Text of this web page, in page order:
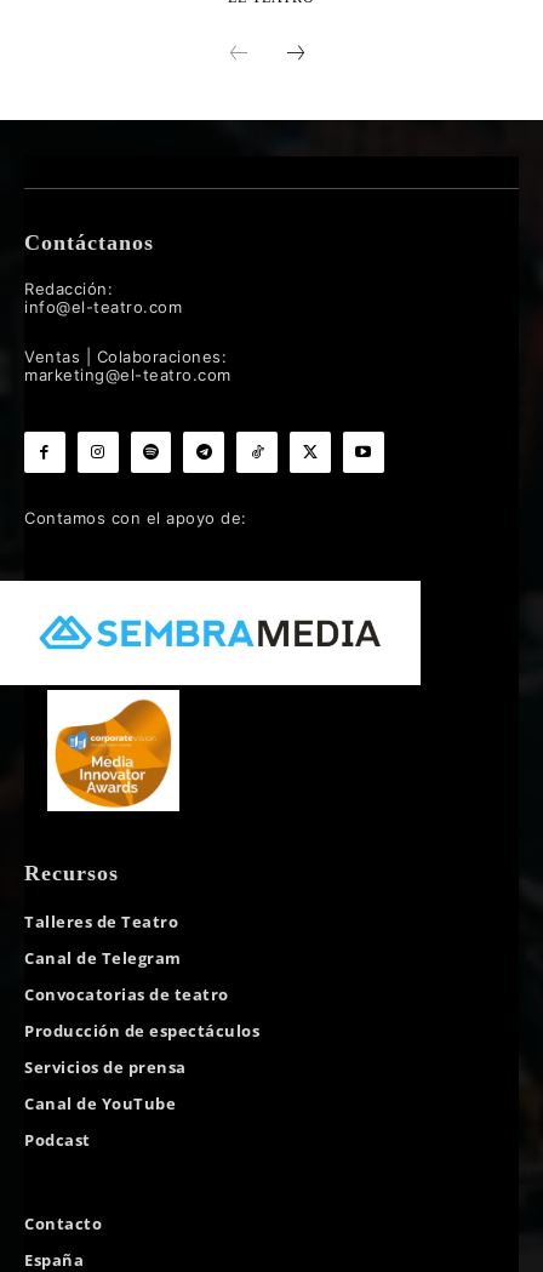
Contáctanos
Redacción:
info@el-teatro.com
Ventas | Colaboraciones:
marketing@el-teatro.com
Contamos con el apoyo de:
Recursos
Talleres de Teatro
Canal de Telegram
Convocatorias de teatro
Producción de espectáculos
Servicios de prensa
Canal de YouTube
Podcast
Contacto
España